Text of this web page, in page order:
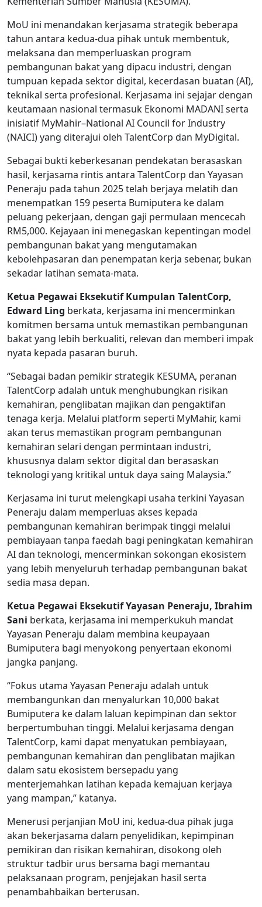
MoU ini menandakan kerjasama strategik beberapa
tahun antara kedua-dua pihak untuk membentuk,
melaksana dan memperluaskan program
pembangunan bakat yang dipacu industri, dengan
tumpuan kepada sektor digital, kecerdasan buatan (AI),
teknikal serta profesional. Kerjasama ini sejajar dengan
keutamaan nasional termasuk Ekonomi MADANI serta
inisiatif MyMahir–National AI Council for Industry
(NAICI) yang diterajui oleh TalentCorp dan MyDigital.
Sebagai bukti keberkesanan pendekatan berasaskan
hasil, kerjasama rintis antara TalentCorp dan Yayasan
Peneraju pada tahun 2025 telah berjaya melatih dan
menempatkan 159 peserta Bumiputera ke dalam
peluang pekerjaan, dengan gaji permulaan mencecah
RM5,000. Kejayaan ini menegaskan kepentingan model
pembangunan bakat yang mengutamakan
kebolehpasaran dan penempatan kerja sebenar, bukan
sekadar latihan semata-mata.
Ketua Pegawai Eksekutif Kumpulan TalentCorp,
Edward Ling berkata, kerjasama ini mencerminkan
komitmen bersama untuk memastikan pembangunan
bakat yang lebih berkualiti, relevan dan memberi impak
nyata kepada pasaran buruh.
“Sebagai badan pemikir strategik KESUMA, peranan
TalentCorp adalah untuk menghubungkan risikan
kemahiran, penglibatan majikan dan pengaktifan
tenaga kerja. Melalui platform seperti MyMahir, kami
akan terus memastikan program pembangunan
kemahiran selari dengan permintaan industri,
khususnya dalam sektor digital dan berasaskan
teknologi yang kritikal untuk daya saing Malaysia.”
Kerjasama ini turut melengkapi usaha terkini Yayasan
Peneraju dalam memperluas akses kepada
pembangunan kemahiran berimpak tinggi melalui
pembiayaan tanpa faedah bagi peningkatan kemahiran
AI dan teknologi, mencerminkan sokongan ekosistem
yang lebih menyeluruh terhadap pembangunan bakat
sedia masa depan.
Ketua Pegawai Eksekutif Yayasan Peneraju, Ibrahim
Sani berkata, kerjasama ini memperkukuh mandat
Yayasan Peneraju dalam membina keupayaan
Bumiputera bagi menyokong penyertaan ekonomi
jangka panjang.
“Fokus utama Yayasan Peneraju adalah untuk
membangunkan dan menyalurkan 10,000 bakat
Bumiputera ke dalam laluan kepimpinan dan sektor
berpertumbuhan tinggi. Melalui kerjasama dengan
TalentCorp, kami dapat menyatukan pembiayaan,
pembangunan kemahiran dan penglibatan majikan
dalam satu ekosistem bersepadu yang
menterjemahkan latihan kepada kemajuan kerjaya
yang mampan,” katanya.
Menerusi perjanjian MoU ini, kedua-dua pihak juga
akan bekerjasama dalam penyelidikan, kepimpinan
pemikiran dan risikan kemahiran, disokong oleh
struktur tadbir urus bersama bagi memantau
pelaksanaan program, penjejakan hasil serta
penambahbaikan berterusan.